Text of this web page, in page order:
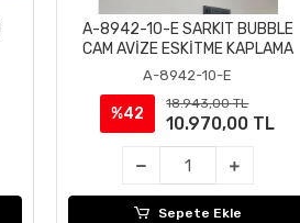
Sepete Ekle
A-8942-10-E SARKIT BUBBLE
CAM AVİZE ESKİTME KAPLAMA
A-8942-10-E
%42
18.943,00 TL
10.970,00 TL
Sepete Ekle